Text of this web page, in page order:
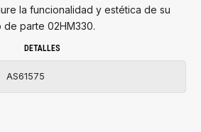
la funcionalidad y estética de su
parte 02HM330.
DETALLES
AS61575